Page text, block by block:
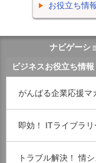
お役立ち情
ナビゲーシ
ビジネスお役立ち情報
がんばる企業応援マ
即効！ ITライブラリ
トラブル解決！ 情